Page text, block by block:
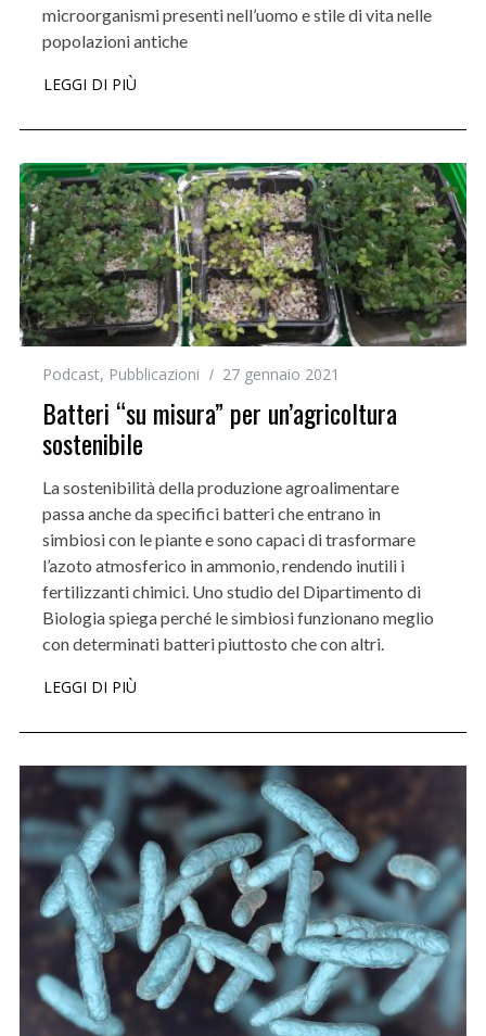
microorganismi presenti nell’uomo e stile di vita nelle
popolazioni antiche
LEGGI DI PIÙ
Podcast, Pubblicazioni 27 gennaio 2021
Batteri “su misura” per un’agricoltura
sostenibile
La sostenibilità della produzione agroalimentare
passa anche da specifici batteri che entrano in
simbiosi con le piante e sono capaci di trasformare
l’azoto atmosferico in ammonio, rendendo inutili i
fertilizzanti chimici. Uno studio del Dipartimento di
Biologia spiega perché le simbiosi funzionano meglio
con determinati batteri piuttosto che con altri.
LEGGI DI PIÙ